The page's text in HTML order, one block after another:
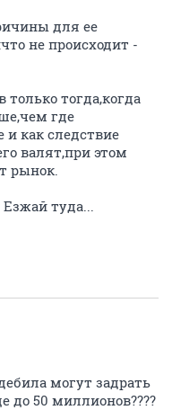
для ее
не происходит -
тогда,когда
где
и как следствие
валят,при этом
рынок.
туда...
могут задрать
до 50 миллионов????